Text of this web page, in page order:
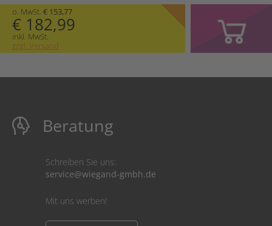
o. MwSt. € 153,77
€ 182,99
inkl. MwSt.
zzgl. Versand
Beratung
Schreiben Sie uns:
service@wiegand-gmbh.de
Mit uns werben!